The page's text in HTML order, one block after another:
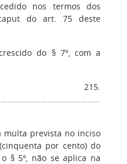
nos termos dos
do art. 75 deste
do § 7º, com a
215.
multa prevista no inciso
por cento) do
§ 5º, não se aplica na